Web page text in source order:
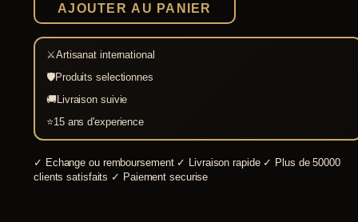
Régulière
AJOUTER AU PANIER
⚔Artisanat international
🛡Produits selectionnes
🚚Livraison suivie
⭐15 ans d'experience
✓ Echange ou remboursement ✓ Livraison rapide ✓ Plus de 50000
clients satisfaits ✓ Paiement securise